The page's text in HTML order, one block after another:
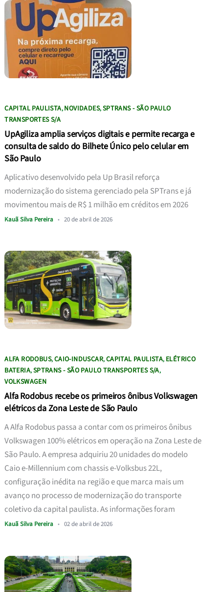
CAPITAL PAULISTA,NOVIDADES,SPTRANS - SÃO PAULO
TRANSPORTES S/A
UpAgiliza amplia serviços digitais e permite recarga e
consulta de saldo do Bilhete Único pelo celular em
São Paulo
Aplicativo desenvolvido pela Up Brasil reforça
modernização do sistema gerenciado pela SPTrans e já
movimentou mais de R$ 1 milhão em créditos em 2026
Kauã Silva Pereira • 20 de abril de 2026
ALFA RODOBUS,CAIO-INDUSCAR,CAPITAL PAULISTA, ELÉTRICO
BATERIA,SPTRANS - SÃO PAULO TRANSPORTES S/A,
VOLKSWAGEN
Alfa Rodobus recebe os primeiros ônibus Volkswagen
elétricos da Zona Leste de São Paulo
A Alfa Rodobus passa a contar com os primeiros ônibus
Volkswagen 100% elétricos em operação na Zona Leste de
São Paulo. A empresa adquiriu 20 unidades do modelo
Caio e-Millennium com chassis e-Volksbus 22L,
configuração inédita na região e que marca mais um
avanço no processo de modernização do transporte
coletivo da capital paulista. As informações foram
Kauã Silva Pereira • 02 de abril de 2026